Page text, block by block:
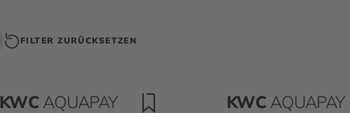
FILTER ZURÜCKSETZEN
KWC AQUAPAY KWC AQUAPAY